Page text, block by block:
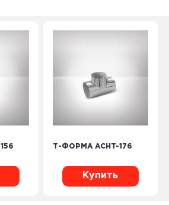
Т-ФОРМА ACHT-176
Купить